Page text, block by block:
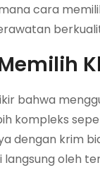
cara
bahwa
kompleks
dengan krim
langsung oleh